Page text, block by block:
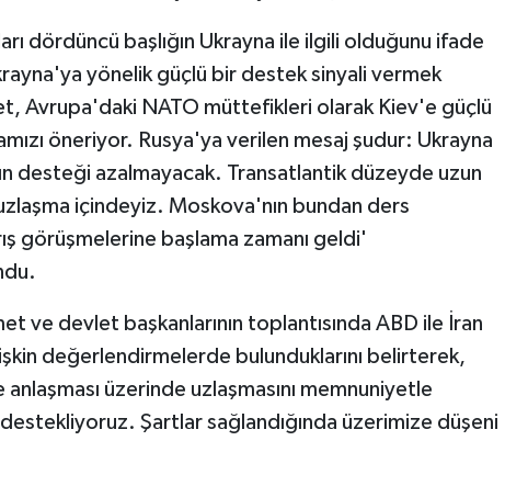
dördüncü başlığın Ukrayna ile ilgili olduğunu ifade
yönelik güçlü bir destek sinyali vermek
Avrupa'daki NATO müttefikleri olarak Kiev'e güçlü
öneriyor. Rusya'ya verilen mesaj şudur: Ukrayna
desteği azalmayacak. Transatlantik düzeyde uzun
içindeyiz. Moskova'nın bundan ders
görüşmelerine başlama zamanı geldi'
ve devlet başkanlarının toplantısında ABD ile İran
değerlendirmelerde bulunduklarını belirterek,
üzerinde uzlaşmasını memnuniyetle
Şartlar sağlandığında üzerimize düşeni